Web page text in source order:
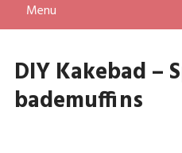
Menu
DIY Kakebad –
bademuffins